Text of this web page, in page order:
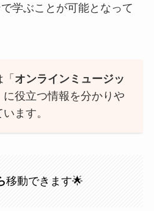
学ぶことが可能となって
オンラインミュージッ
に役立つ情報を分かりや
ます。
移動できます🌟